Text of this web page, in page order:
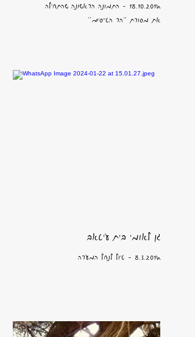
18.10.2014 - התמונה הראשונה שהתחילה
את מסורת "הר הטייסים"
גן לאומי בית עיטאב
8.3.2014 - טיול לנחל המערה